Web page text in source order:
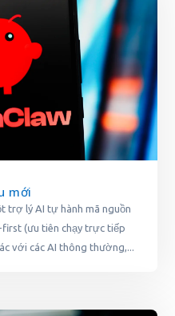
mới
trợ lý AI tự hành mã nguồn
(ưu tiên chạy trực tiếp
với các AI thông thường,...